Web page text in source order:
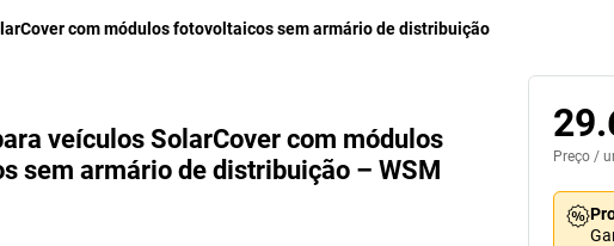
com módulos fotovoltaicos sem armário de distribuição
veículos SolarCover com módulos
sem armário de distribuição – WSM
Preço /